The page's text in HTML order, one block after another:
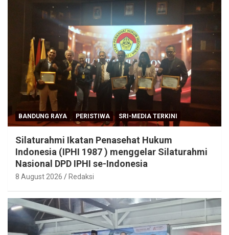
BANDUNG RAYA PERISTIWA SRI-MEDIA TERKINI
Silaturahmi Ikatan Penasehat Hukum
Indonesia (IPHI 1987 ) menggelar Silaturahmi
Nasional DPD IPHI se-Indonesia
8 August 2026 Redaksi